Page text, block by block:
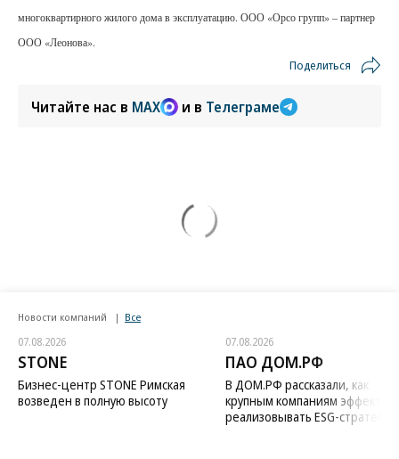
многоквартирного жилого дома в эксплуатацию. ООО «Орсо групп» – партнер
ООО «Леонова».
Поделиться
Читайте нас в MAX и в Телеграме
Новости компаний Все
07.08.2026
STONE
Бизнес-центр STONE Римская
возведен в полную высоту
07.08.2026
ПАО ДОМ.РФ
В ДОМ.РФ рассказали, как
крупным компаниям
реализовывать ESG-стратегию